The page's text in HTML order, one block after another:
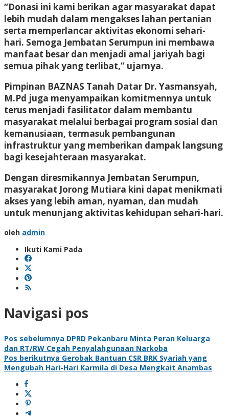
“Donasi ini kami berikan agar masyarakat dapat
lebih mudah dalam mengakses lahan pertanian
serta memperlancar aktivitas ekonomi sehari-
hari. Semoga Jembatan Serumpun ini membawa
manfaat besar dan menjadi amal jariyah bagi
semua pihak yang terlibat,” ujarnya.
Pimpinan BAZNAS Tanah Datar Dr. Yasmansyah,
M.Pd juga menyampaikan komitmennya untuk
terus menjadi fasilitator dalam membantu
masyarakat melalui berbagai program sosial dan
kemanusiaan, termasuk pembangunan
infrastruktur yang memberikan dampak langsung
bagi kesejahteraan masyarakat.
Dengan diresmikannya Jembatan Serumpun,
masyarakat Jorong Mutiara kini dapat menikmati
akses yang lebih aman, nyaman, dan mudah
untuk menunjang aktivitas kehidupan sehari-hari.
oleh admin
Ikuti Kami Pada
Navigasi pos
Pos sebelumnya DPRD Pekanbaru Minta Peran Keluarga
dan RT/RW Cegah Penyalahgunaan Narkoba
Pos berikutnya Gerobak Bantuan CSR BRK Syariah yang
Mengubah Hari-Hari Karmila di Desa Mengkait Anambas